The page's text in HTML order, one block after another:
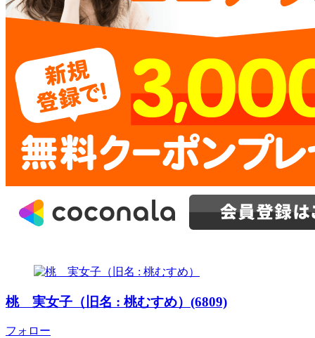
桃 実女子（旧名 : 桃むすめ）(6809)
フォロー